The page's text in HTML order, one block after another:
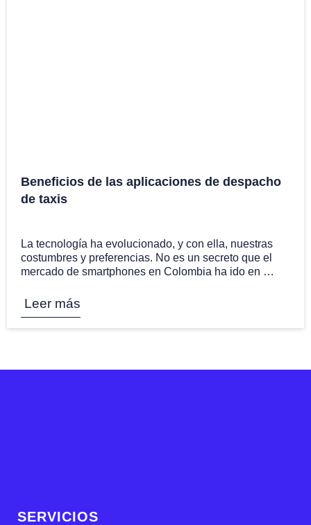
Beneficios de las aplicaciones de despacho
de taxis
La tecnología ha evolucionado, y con ella, nuestras
costumbres y preferencias. No es un secreto que el
mercado de smartphones en Colombia ha ido en …
Leer más
SERVICIOS